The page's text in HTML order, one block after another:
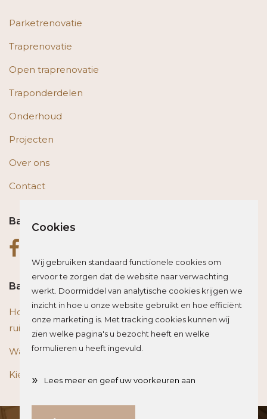
Parketrenovatie
Traprenovatie
Open traprenovatie
Traponderdelen
Onderhoud
Projecten
Over ons
Contact
Bas op social media
Bas blogt
Houten vloer of trap renoveren? Zo beïnvloed je de
ruimte optisch
Wat is het beste materiaal voor een traprenovatie?
Kies de juiste plint voor je vloer
Cookies
Wij gebruiken standaard functionele cookies om
ervoor te zorgen dat de website naar verwachting
werkt. Doormiddel van analytische cookies krijgen we
inzicht in hoe u onze website gebruikt en hoe efficiënt
onze marketing is. Met tracking cookies kunnen wij
zien welke pagina's u bezocht heeft en welke
formulieren u heeft ingevuld.
» Lees meer en geef uw voorkeuren aan